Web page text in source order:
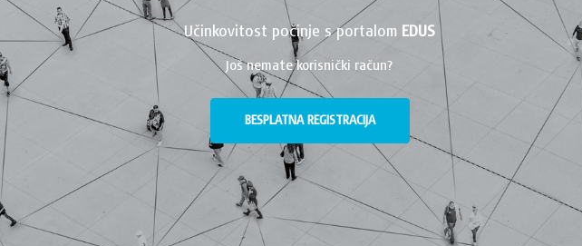
Učinkovitost počinje s portalom EDUS
Još nemate korisnički račun?
BESPLATNA REGISTRACIJA